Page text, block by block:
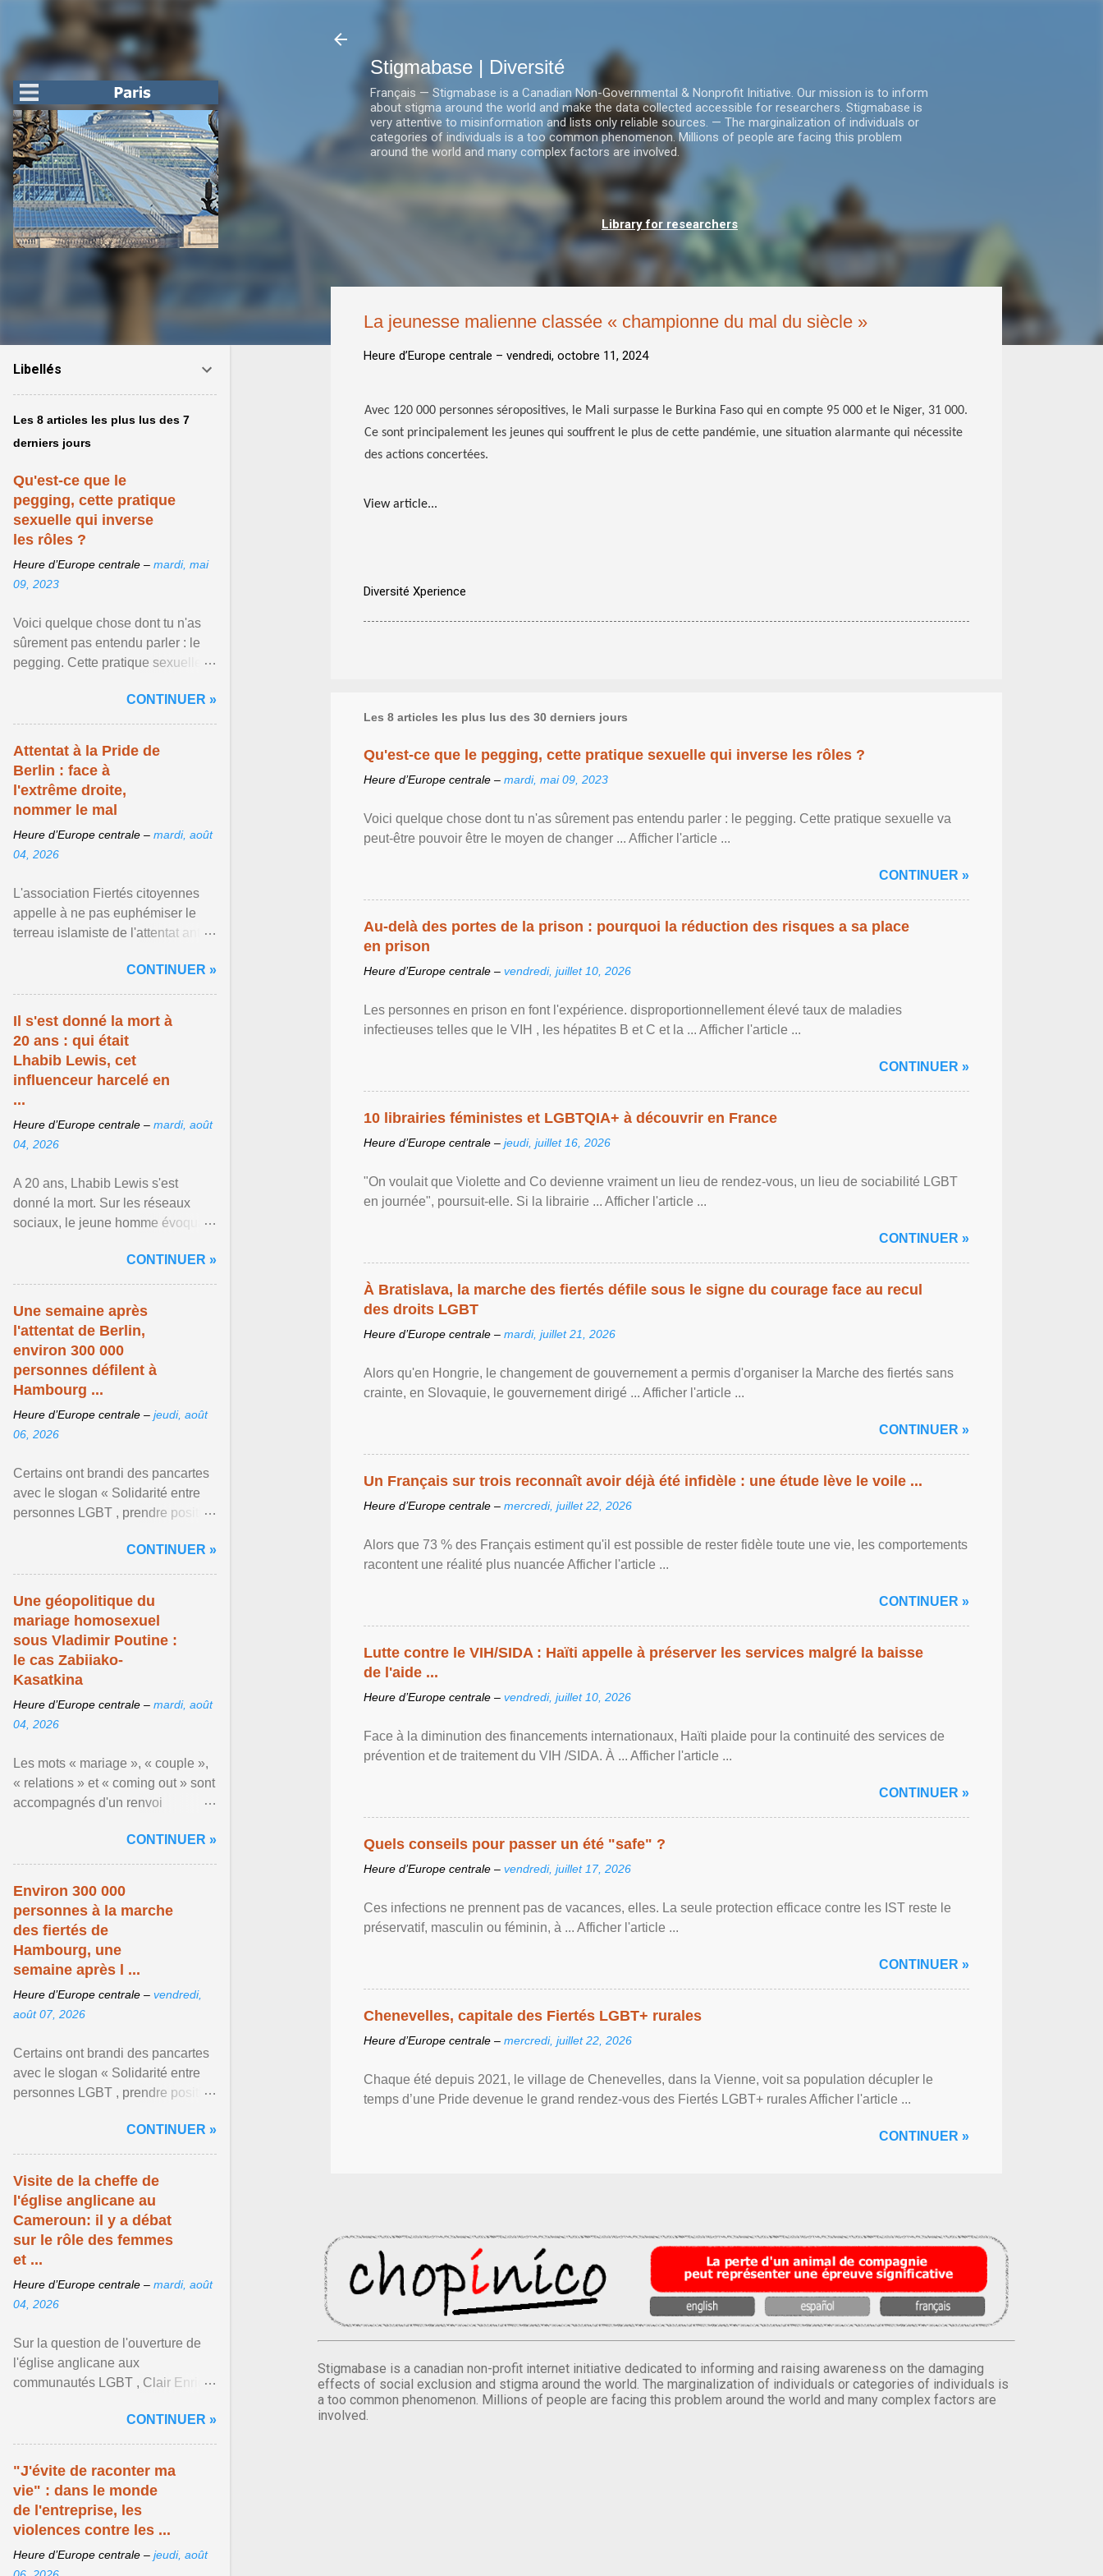
Stigmabase | Diversité
Français — Stigmabase is a Canadian Non-Governmental & Nonprofit Initiative. Our mission is to inform
about stigma around the world and make the data collected accessible for researchers. Stigmabase is
very attentive to misinformation and lists only reliable sources. — The marginalization of individuals or
categories of individuals is a too common phenomenon. Millions of people are facing this problem
around the world and many complex factors are involved.
Library for researchers
La jeunesse malienne classée « championne du mal du siècle »
Heure d’Europe centrale – vendredi, octobre 11, 2024
Avec 120 000 personnes séropositives, le Mali surpasse le Burkina Faso qui en compte 95 000 et le Niger, 31 000.
Ce sont principalement les jeunes qui souffrent le plus de cette pandémie, une situation alarmante qui nécessite
des actions concertées.
View article...
Diversité Xperience
Les 8 articles les plus lus des 30 derniers jours
Qu'est-ce que le pegging, cette pratique sexuelle qui inverse les rôles ?
Heure d’Europe centrale – mardi, mai 09, 2023
Voici quelque chose dont tu n'as sûrement pas entendu parler : le pegging. Cette pratique sexuelle va
peut-être pouvoir être le moyen de changer ... Afficher l'article ...
CONTINUER »
Au-delà des portes de la prison : pourquoi la réduction des risques a sa place
en prison
Heure d’Europe centrale – vendredi, juillet 10, 2026
Les personnes en prison en font l'expérience. disproportionnellement élevé taux de maladies
infectieuses telles que le VIH , les hépatites B et C et la ... Afficher l'article ...
CONTINUER »
10 librairies féministes et LGBTQIA+ à découvrir en France
Heure d’Europe centrale – jeudi, juillet 16, 2026
"On voulait que Violette and Co devienne vraiment un lieu de rendez-vous, un lieu de sociabilité LGBT
en journée", poursuit-elle. Si la librairie ... Afficher l'article ...
CONTINUER »
À Bratislava, la marche des fiertés défile sous le signe du courage face au recul
des droits LGBT
Heure d’Europe centrale – mardi, juillet 21, 2026
Alors qu'en Hongrie, le changement de gouvernement a permis d'organiser la Marche des fiertés sans
crainte, en Slovaquie, le gouvernement dirigé ... Afficher l'article ...
CONTINUER »
Un Français sur trois reconnaît avoir déjà été infidèle : une étude lève le voile ...
Heure d’Europe centrale – mercredi, juillet 22, 2026
Alors que 73 % des Français estiment qu'il est possible de rester fidèle toute une vie, les comportements
racontent une réalité plus nuancée Afficher l'article ...
CONTINUER »
Lutte contre le VIH/SIDA : Haïti appelle à préserver les services malgré la baisse
de l'aide ...
Heure d’Europe centrale – vendredi, juillet 10, 2026
Face à la diminution des financements internationaux, Haïti plaide pour la continuité des services de
prévention et de traitement du VIH /SIDA. À ... Afficher l'article ...
CONTINUER »
Quels conseils pour passer un été "safe" ?
Heure d’Europe centrale – vendredi, juillet 17, 2026
Ces infections ne prennent pas de vacances, elles. La seule protection efficace contre les IST reste le
préservatif, masculin ou féminin, à ... Afficher l'article ...
CONTINUER »
Chenevelles, capitale des Fiertés LGBT+ rurales
Heure d’Europe centrale – mercredi, juillet 22, 2026
Chaque été depuis 2021, le village de Chenevelles, dans la Vienne, voit sa population décupler le
temps d’une Pride devenue le grand rendez-vous des Fiertés LGBT+ rurales Afficher l'article ...
CONTINUER »
Stigmabase is a canadian non-profit internet initiative dedicated to informing and raising awareness on the damaging
effects of social exclusion and stigma around the world. The marginalization of individuals or categories of individuals is
a too common phenomenon. Millions of people are facing this problem around the world and many complex factors are
involved.
Libellés
Les 8 articles les plus lus des 7
derniers jours
Qu'est-ce que le
pegging, cette pratique
sexuelle qui inverse
les rôles ?
Heure d’Europe centrale – mardi, mai
09, 2023
Voici quelque chose dont tu n'as
sûrement pas entendu parler : le
pegging. Cette pratique sexuelle
de changer ... Afficher l'article ...
CONTINUER »
Attentat à la Pride de
Berlin : face à
l'extrême droite,
nommer le mal
Heure d’Europe centrale – mardi, août
04, 2026
L'association Fiertés citoyennes
appelle à ne pas euphémiser le
terreau islamiste de l'attentat anti-
de Berlin ... Afficher l'article ...
CONTINUER »
Il s'est donné la mort à
20 ans : qui était
Lhabib Lewis, cet
influenceur harcelé en
...
Heure d’Europe centrale – mardi, août
04, 2026
A 20 ans, Lhabib Lewis s'est
donné la mort. Sur les réseaux
sociaux, le jeune homme évoquait
santé mentale, sa sexualité et
Afficher l'article ...
CONTINUER »
Une semaine après
l'attentat de Berlin,
environ 300 000
personnes défilent à
Hambourg ...
Heure d’Europe centrale – jeudi, août
06, 2026
Certains ont brandi des pancartes
avec le slogan « Solidarité entre
personnes LGBT , prendre position
raison de l ... Afficher l'article ...
CONTINUER »
Une géopolitique du
mariage homosexuel
sous Vladimir Poutine :
le cas Zabiiako-
Kasatkina
Heure d’Europe centrale – mardi, août
04, 2026
Les mots « mariage », « couple »,
« relations » et « coming out » sont
accompagnés d'un renvoi
mouvement LGBT ... Afficher
l'article ...
CONTINUER »
Environ 300 000
personnes à la marche
des fiertés de
Hambourg, une
semaine après l ...
Heure d’Europe centrale – vendredi,
août 07, 2026
Certains ont brandi des pancartes
avec le slogan « Solidarité entre
personnes LGBT , prendre position
organisateurs ... Afficher l'article ...
CONTINUER »
Visite de la cheffe de
l'église anglicane au
Cameroun: il y a débat
sur le rôle des femmes
et ...
Heure d’Europe centrale – mardi, août
04, 2026
Sur la question de l'ouverture de
l'église anglicane aux
communautés LGBT , Clair Enrick
une position tranchée. Afficher
l'article ...
CONTINUER »
"J'évite de raconter ma
vie" : dans le monde
de l'entreprise, les
violences contre les ...
Heure d’Europe centrale – jeudi, août